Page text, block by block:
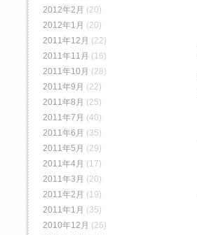
2012年2月 (20)
2012年1月 (20)
2011年12月 (22)
2011年11月 (16)
2011年10月 (28)
2011年9月 (22)
2011年8月 (25)
2011年7月 (40)
2011年6月 (35)
2011年5月 (29)
2011年4月 (17)
2011年3月 (20)
2011年2月 (19)
2011年1月 (35)
2010年12月 (26)